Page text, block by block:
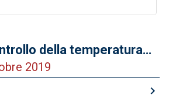
della temperatura
cardiaco da ritmi
defibrillabili
2019
keyboard_arrow_right